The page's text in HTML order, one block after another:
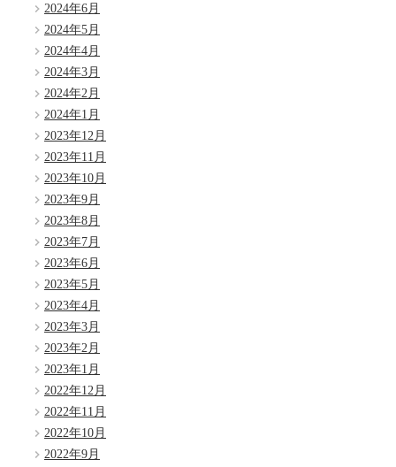
2024年6月
2024年5月
2024年4月
2024年3月
2024年2月
2024年1月
2023年12月
2023年11月
2023年10月
2023年9月
2023年8月
2023年7月
2023年6月
2023年5月
2023年4月
2023年3月
2023年2月
2023年1月
2022年12月
2022年11月
2022年10月
2022年9月